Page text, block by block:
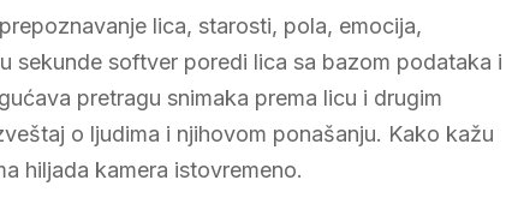
lica, starosti, pola, emocija,
sekunde softver poredi lica sa bazom podataka i
pretragu snimaka prema licu i drugim
o ljudima i njihovom ponašanju. Kako kažu
hiljada kamera istovremeno.